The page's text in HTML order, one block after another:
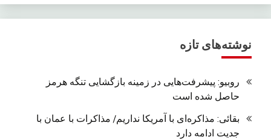
نوشته‌های تازه
روبیو: پیشرفت‌هایی در زمینه بازگشایی تنگه هرمز
حاصل شده است
بقائی: مذاکره‌ای با آمریکا نداریم/ مذاکرات با عمان با
جدیت ادامه دارد